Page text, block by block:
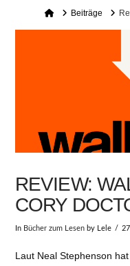
HomeBeiträge
REVIEW:
CORY
In Bücher zum Lesen by Lele
Laut Neal Stephenson